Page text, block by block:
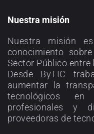
Nuestra misión
Nuestra misión
conocimiento
Sector Público entre
Desde ByTIC
aumentar la
tecnológicos
profesionales y
proveedoras de